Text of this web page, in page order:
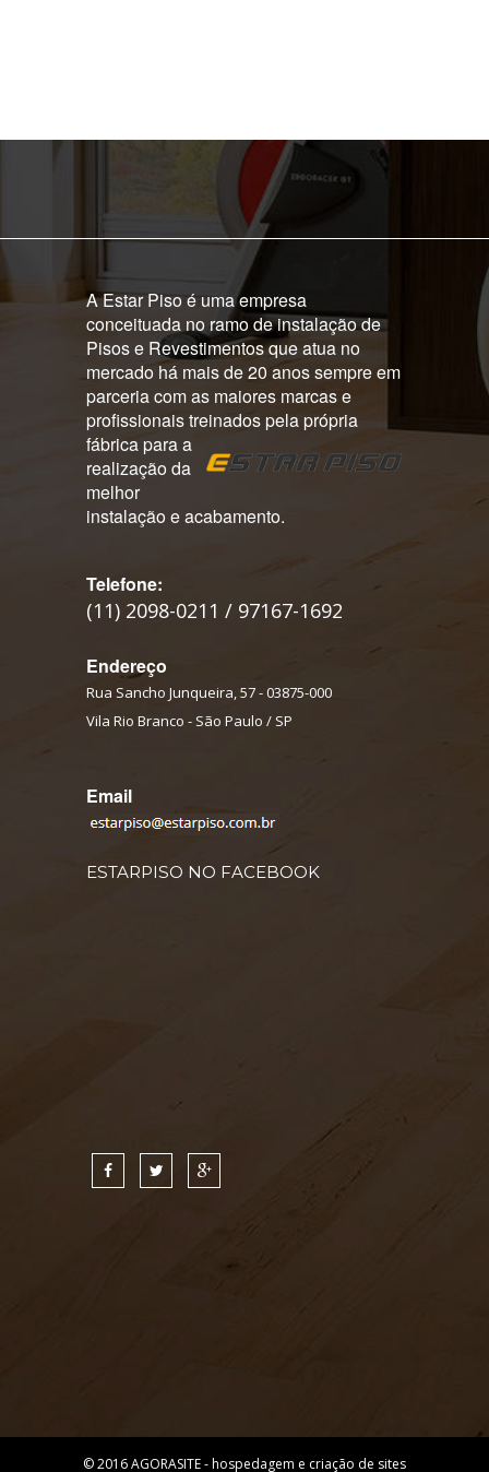
A Estar Piso é uma empresa
conceituada no ramo de instalação de
Pisos e Revestimentos que atua no
mercado há mais de 20 anos sempre em
parceria com as maiores marcas e
profissionais treinados pela própria
fábrica para a
realização da
melhor
instalação e acabamento.
Telefone:
(11) 2098-0211 / 97167-1692
Endereço
Rua Sancho Junqueira, 57 - 03875-000
Vila Rio Branco - São Paulo / SP
Email
ESTARPISO NO FACEBOOK
© 2016AGORASITE - hospedagem e criação de sites